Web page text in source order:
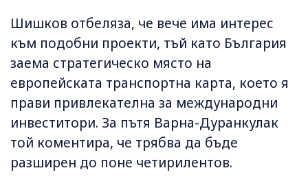
Шишков отбеляза, че вече има интерес
към подобни проекти, тъй като България
заема стратегическо място на
европейската транспортна карта, което я
прави привлекателна за международни
инвеститори. За пътя Варна-Дуранкулак
той коментира, че трябва да бъде
разширен до поне четирилентов.